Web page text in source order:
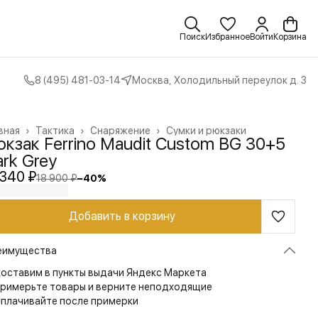
ПоискИзбранноеВойти Корзина
8 (495) 481-03-14 Москва, Холодильный переулок д. 3
Сумки и рюкзаки
Снаряжение ›
Тактика ›
›
Ferrino Maudit Custom BG 30+5
Grey
₽18 900 ₽−40%
Добавить в корзину
в пункты выдачи Яндекс Маркета
товары и верните неподходящие
после примерки